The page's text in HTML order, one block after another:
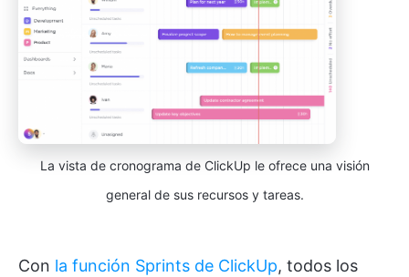
La vista de cronograma de ClickUp le ofrece una visión
general de sus recursos y tareas.
Con la función Sprints de ClickUp, todos los